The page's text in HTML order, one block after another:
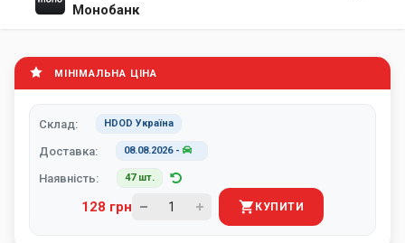
Монобанк
МІНІМАЛЬНА ЦІНА
Склад: HDOD Україна
Доставка: 08.08.2026-
Наявність: 47 шт.
128 грн КУПИТИ